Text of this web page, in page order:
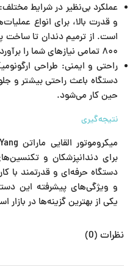
عملکرد بی‌نظیر در شرایط
و قدرت بالا، برای انواع
است. از ترمیم دندان تا ساخت
۸۰۰ تمامی نیازهای شما را برآورده خواهد کرد.
راحتی و ایمنی: طراحی
دستگاه باعث راحتی بیشتر و
حین کار می‌شود.
نتیجه‌گیری
برای دندانپزشکان و
دستگاه حرفه‌ای و قدرتمند با
و ویژگی‌های پیشرفته این
یکی از بهترین گزینه‌ها در بازار
نظرات (0)